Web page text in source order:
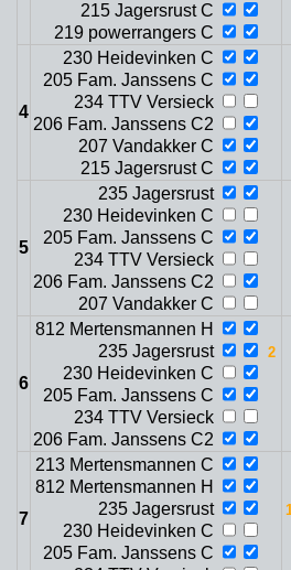
215 Jagersrust C
219 powerrangers C
4
230 Heidevinken C
205 Fam. Janssens C
234 TTV Versieck
206 Fam. Janssens C2
207 Vandakker C
215 Jagersrust C
5
235 Jagersrust
230 Heidevinken C
205 Fam. Janssens C
234 TTV Versieck
206 Fam. Janssens C2
207 Vandakker C
6
812 Mertensmannen H
235 Jagersrust
230 Heidevinken C
205 Fam. Janssens C
234 TTV Versieck
206 Fam. Janssens C2
7
213 Mertensmannen C
812 Mertensmannen H
235 Jagersrust
230 Heidevinken C
205 Fam. Janssens C